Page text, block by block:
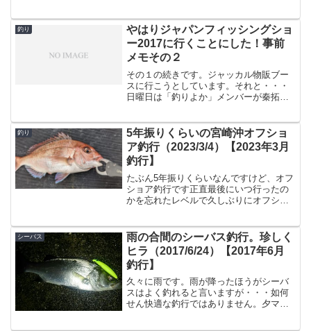
釣り
やはりジャパンフィッシングショ
ー2017に行くことにした！事前
メモその２
その１の続きです。ジャッカル物販ブー
スに行こうとしています。それと・・・
日曜日は「釣りよか」メンバーが秦拓馬
っと見たい。ピュア・フィッシング・ジ
ャパン先にも「バチコン」...
釣り
5年振りくらいの宮崎沖オフショ
ア釣行（2023/3/4）【2023年3月
釣行】
たぶん5年振りくらいなんですけど、オフ
ショア釣行です正直最後にいつ行ったの
かを忘れたレベルで久しぶりにオフショ
年以降行ってない・・はず。あまりにも
オフショアに行...
シーバス
雨の合間のシーバス釣行。珍しく
ヒラ（2017/6/24）【2017年6月
釣行】
久々に雨です。雨が降ったほうがシーバ
スはよく釣れると言いますが・・・如何
せん快適な釣行ではありません。夕マズ